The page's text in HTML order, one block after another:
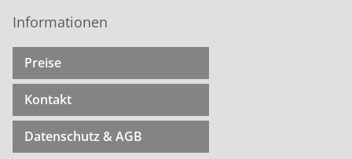
Informationen
Preise
Kontakt
Datenschutz & AGB